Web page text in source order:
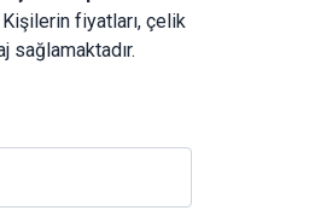
fiyatları, çelik
sağlamaktadır.